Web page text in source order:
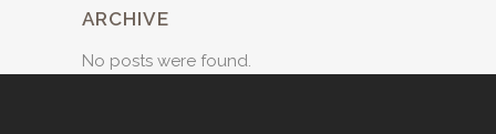
ARCHIVE
No posts were found.